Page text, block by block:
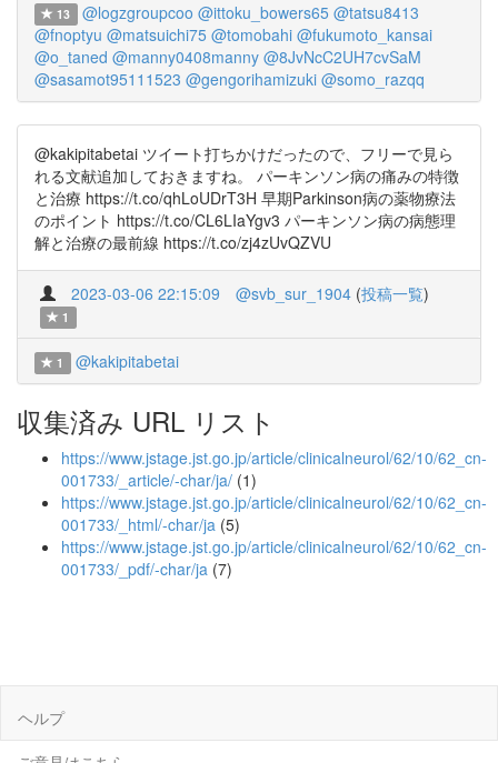
13 @logzgroupcoo @ittoku_bowers65 @tatsu8413
@fnoptyu @matsuichi75 @tomobahi @fukumoto_kansai
@o_taned @manny0408manny @8JvNcC2UH7cvSaM
@sasamot95111523 @gengorihamizuki @somo_razqq
@kakipitabetai ツイート打ちかけだったので、フリーで見ら
れる文献追加しておきますね。 パーキンソン病の痛みの特徴
と治療 https://t.co/qhLoUDrT3H 早期Parkinson病の薬物療法
のポイント https://t.co/CL6LIaYgv3 パーキンソン病の病態理
解と治療の最前線 https://t.co/zj4zUvQZVU
2023-03-06 22:15:09 @svb_sur_1904 (投稿一覧)
1
1 @kakipitabetai
収集済み URL リスト
https://www.jstage.jst.go.jp/article/clinicalneurol/62/10/62_cn-
001733/_article/-char/ja/ (1)
https://www.jstage.jst.go.jp/article/clinicalneurol/62/10/62_cn-
001733/_html/-char/ja (5)
https://www.jstage.jst.go.jp/article/clinicalneurol/62/10/62_cn-
001733/_pdf/-char/ja (7)
ヘルプ